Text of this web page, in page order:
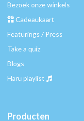
Bezoek onze winkels
Cadeaukaart
Featurings / Press
Take a quiz
Blogs
Haru playlist
Producten